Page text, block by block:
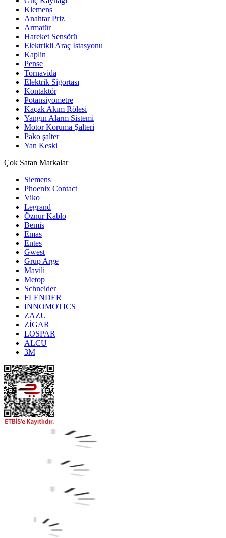
Klemens
Anahtar Priz
Armatür
Hareket Sensörü
Elektrikli Araç İstasyonu
Kaplin
Pense
Tornavida
Elektrik Sigortası
Kontaktör
Potansiyometre
Kaçak Akım Rölesi
Yangın Alarm Sistemi
Motor Koruma Şalteri
Pako şalter
Yan Keski
Çok Satan Markalar
Siemens
Phoenix Contact
Viko
Legrand
Öznur Kablo
Bemis
Emas
Entes
Gwest
Grup Arge
Mavili
Metop
Schneider
FLENDER
INNOMOTICS
ZAZU
ZİGAR
LOSPAR
ALCU
3M